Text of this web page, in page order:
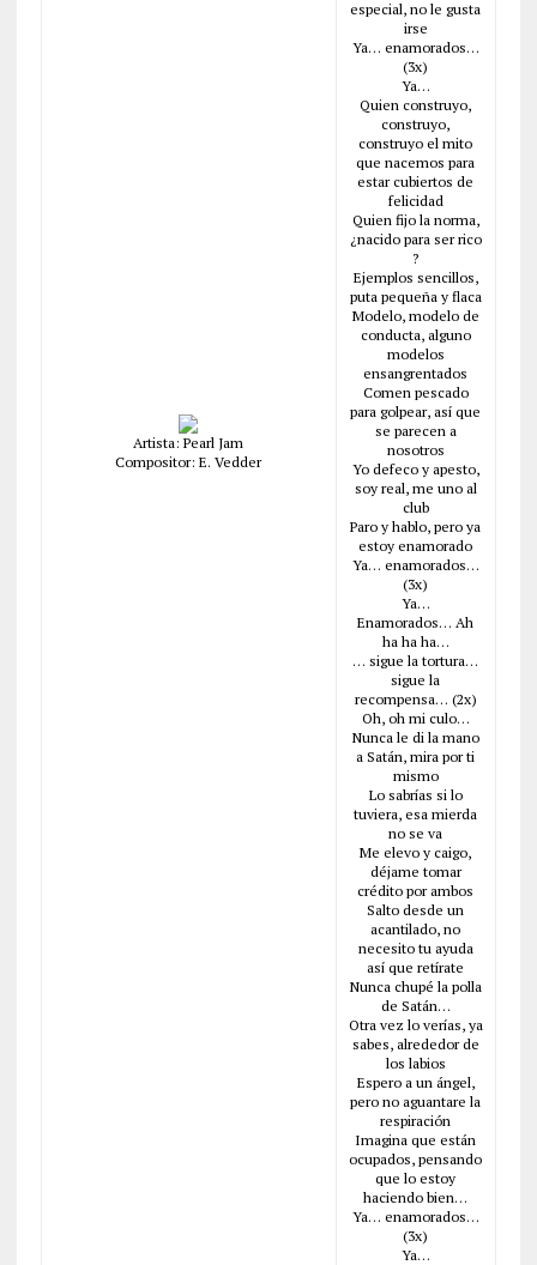
Artista: Pearl Jam
Compositor: E. Vedder
especial, no le gusta
irse
Ya… enamorados…
(3x)
Ya…
Quien construyo,
construyo,
construyo el mito
que nacemos para
estar cubiertos de
felicidad
Quien fijo la norma,
¿nacido para ser rico
?
Ejemplos sencillos,
puta pequeña y flaca
Modelo, modelo de
conducta, alguno
modelos
ensangrentados
Comen pescado
para golpear, así que
se parecen a
nosotros
Yo defeco y apesto,
soy real, me uno al
club
Paro y hablo, pero ya
estoy enamorado
Ya… enamorados…
(3x)
Ya…
Enamorados… Ah
ha ha ha…
… sigue la tortura…
sigue la
recompensa… (2x)
Oh, oh mi culo…
Nunca le di la mano
a Satán, mira por ti
mismo
Lo sabrías si lo
tuviera, esa mierda
no se va
Me elevo y caigo,
déjame tomar
crédito por ambos
Salto desde un
acantilado, no
necesito tu ayuda
así que retírate
Nunca chupé la polla
de Satán…
Otra vez lo verías, ya
sabes, alrededor de
los labios
Espero a un ángel,
pero no aguantare la
respiración
Imagina que están
ocupados, pensando
que lo estoy
haciendo bien…
Ya… enamorados…
(3x)
Ya…